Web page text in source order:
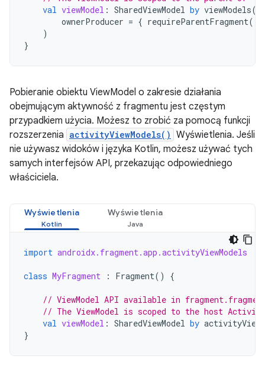
val viewModel : SharedViewModel by viewModels(
ownerProducer = { requireParentFragment()
)
}
Pobieranie obiektu ViewModel o zakresie działania
obejmującym aktywność z fragmentu jest częstym
przypadkiem użycia. Możesz to zrobić za pomocą funkcji
rozszerzenia activityViewModels() Wyświetlenia. Jeśli
nie używasz widoków i języka Kotlin, możesz używać tych
samych interfejsów API, przekazując odpowiedniego
właściciela.
Wyświetlenia Wyświetlenia
import androidx.fragment.app.activityViewModels
class MyFragment : Fragment() {
// ViewModel API available in
// The ViewModel is scoped to the host Activity
val viewModel : SharedViewModel by
}